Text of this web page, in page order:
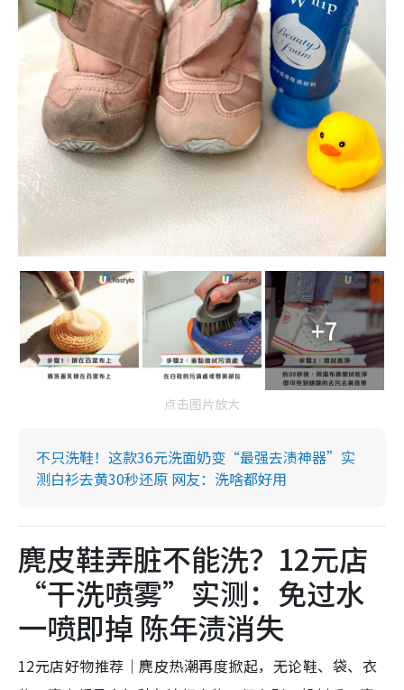
+7
点击图片放大
不只洗鞋！这款36元洗面奶变“最强去渍神器”实
测白衫去黄30秒还原 网友：洗啥都好用
麂皮鞋弄脏不能洗？12元店
“干洗喷雾”实测：免过水
一喷即掉 陈年渍消失
12元店好物推荐｜麂皮热潮再度掀起，无论鞋、袋、衣